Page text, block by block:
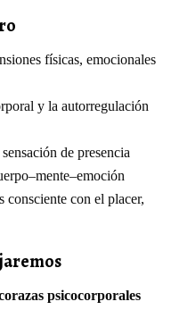
físicas, emocionales
y la autorregulación
de presencia
consciente con el placer,
psicocorporales